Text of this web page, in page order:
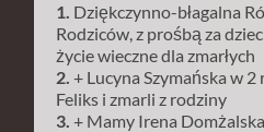
1. Dziękczynno-błagalna
Rodziców, z prośbą za
życie wieczne dla zmarłych
2. + Lucyna Szymańska w 2
Feliks i zmarli z rodziny
3. + Mamy Irena